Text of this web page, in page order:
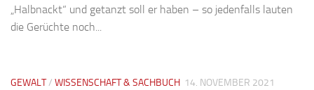
„Halbnackt“ und getanzt soll er haben – so jedenfalls lauten
die Gerüchte noch...
GEWALT/ WISSENSCHAFT & SACHBUCH 14. NOVEMBER 2021